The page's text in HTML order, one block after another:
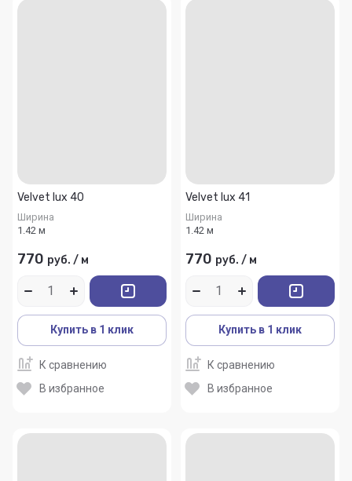
Velvet lux 40
Ширина
1.42 м
770 руб. / м
Купить в 1 клик
К сравнению
В избранное
Velvet lux 41
Ширина
1.42 м
770 руб. / м
Купить в 1 клик
К сравнению
В избранное